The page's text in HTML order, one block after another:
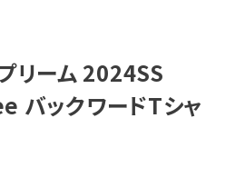
リーム 2024SS
ックワードTシャ